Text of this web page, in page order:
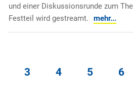
und einer Diskussionsrunde zum
Festteil wird gestreamt.
mehr...
3 4 5 6